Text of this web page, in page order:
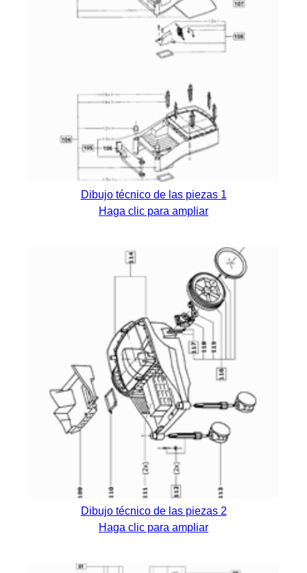
Dibujo técnico de las piezas 1
Haga clic para ampliar
Dibujo técnico de las piezas 2
Haga clic para ampliar